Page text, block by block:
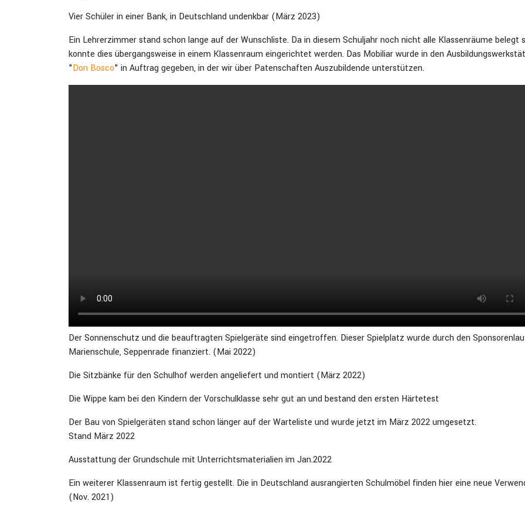
Vier Schüler in einer Bank, in Deutschland undenkbar (März 2023)
Ein Lehrerzimmer stand schon lange auf der Wunschliste. Da in diesem Schuljahr noch nicht alle Klassenräume belegt
konnte dies übergangsweise in einem Klassenraum eingerichtet werden. Das Mobiliar wurde in den
"Don Bosco" in Auftrag gegeben, in der wir über Patenschaften Auszubildende unterstützen.
Der Sonnenschutz und die beauftragten Spielgeräte sind eingetroffen. Dieser Spielplatz wurde durch den
Marienschule, Seppenrade finanziert. (Mai 2022)
Die Sitzbänke für den Schulhof werden angeliefert und montiert (März 2022)
Die Wippe kam bei den Kindern der Vorschulklasse sehr gut an und bestand den ersten Härtetest
Der Bau von Spielgeräten stand schon länger auf der Warteliste und wurde jetzt im März 2022 umgesetzt.
Stand März 2022
Ausstattung der Grundschule mit Unterrichtsmaterialien im Jan.2022
Ein weiterer Klassenraum ist fertig gestellt. Die in Deutschland ausrangierten Schulmöbel finden hier eine neue
(Nov. 2021)